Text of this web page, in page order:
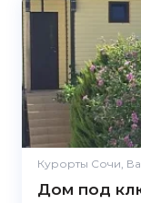
Курорты Сочи,
Дом под